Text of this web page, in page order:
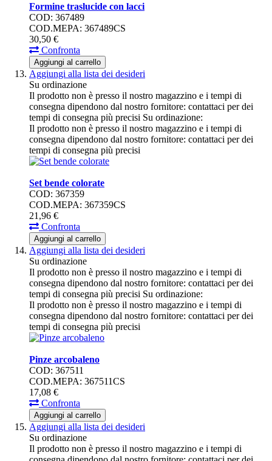
Formine traslucide con lacci
COD: 367489
COD.MEPA: 367489CS
30,50 €
Confronta
Aggiungi al carrello
Aggiungi alla lista dei desideri
Su ordinazione
Il prodotto non è presso il nostro magazzino e i tempi di
consegna dipendono dal nostro fornitore: contattaci per dei
tempi di consegna più precisi Su ordinazione:
Il prodotto non è presso il nostro magazzino e i tempi di
consegna dipendono dal nostro fornitore: contattaci per dei
tempi di consegna più precisi
Set bende colorate
COD: 367359
COD.MEPA: 367359CS
21,96 €
Confronta
Aggiungi al carrello
Aggiungi alla lista dei desideri
Su ordinazione
Il prodotto non è presso il nostro magazzino e i tempi di
consegna dipendono dal nostro fornitore: contattaci per dei
tempi di consegna più precisi Su ordinazione:
Il prodotto non è presso il nostro magazzino e i tempi di
consegna dipendono dal nostro fornitore: contattaci per dei
tempi di consegna più precisi
Pinze arcobaleno
COD: 367511
COD.MEPA: 367511CS
17,08 €
Confronta
Aggiungi al carrello
Aggiungi alla lista dei desideri
Su ordinazione
Il prodotto non è presso il nostro magazzino e i tempi di